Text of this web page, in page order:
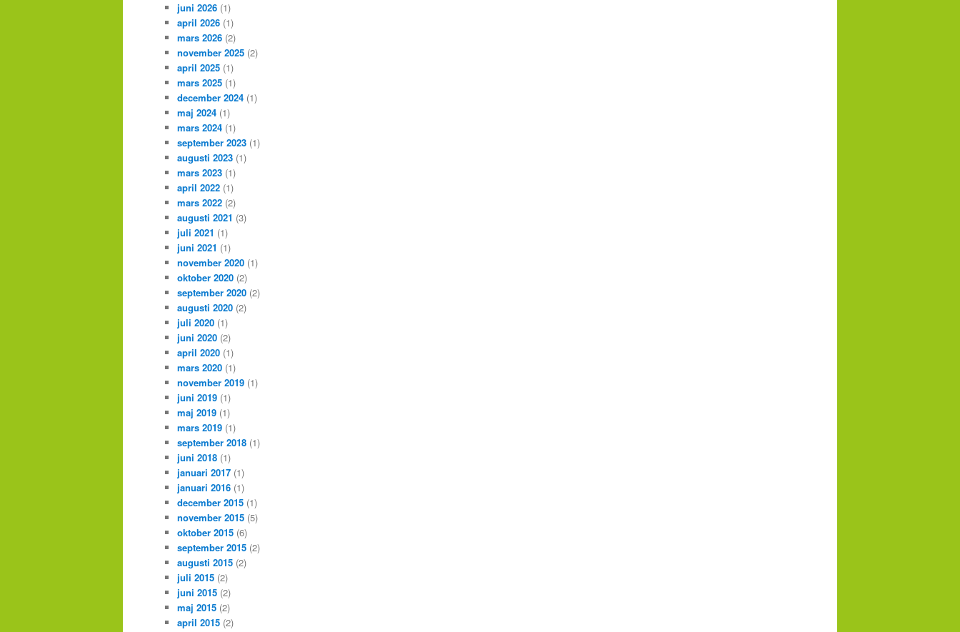
juni 2026 (1)
april 2026 (1)
mars 2026 (2)
november 2025 (2)
april 2025 (1)
mars 2025 (1)
december 2024 (1)
maj 2024 (1)
mars 2024 (1)
september 2023 (1)
augusti 2023 (1)
mars 2023 (1)
april 2022 (1)
mars 2022 (2)
augusti 2021 (3)
juli 2021 (1)
juni 2021 (1)
november 2020 (1)
oktober 2020 (2)
september 2020 (2)
augusti 2020 (2)
juli 2020 (1)
juni 2020 (2)
april 2020 (1)
mars 2020 (1)
november 2019 (1)
juni 2019 (1)
maj 2019 (1)
mars 2019 (1)
september 2018 (1)
juni 2018 (1)
januari 2017 (1)
januari 2016 (1)
december 2015 (1)
november 2015 (5)
oktober 2015 (6)
september 2015 (2)
augusti 2015 (2)
juli 2015 (2)
juni 2015 (2)
maj 2015 (2)
april 2015 (2)